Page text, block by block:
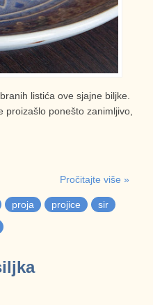
listića ove sjajne biljke.
proizašlo ponešto zanimljivo,
Pročitajte više »
proja projice
sir